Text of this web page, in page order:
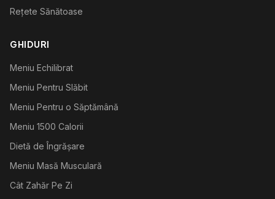
Rețete Sănătoase
GHIDURI
Meniu Echilibrat
Meniu Pentru Slăbit
Meniu Pentru o Săptămână
Meniu 1500 Calorii
Dietă de Îngrășare
Meniu Masă Musculară
Cât Zahăr Pe Zi